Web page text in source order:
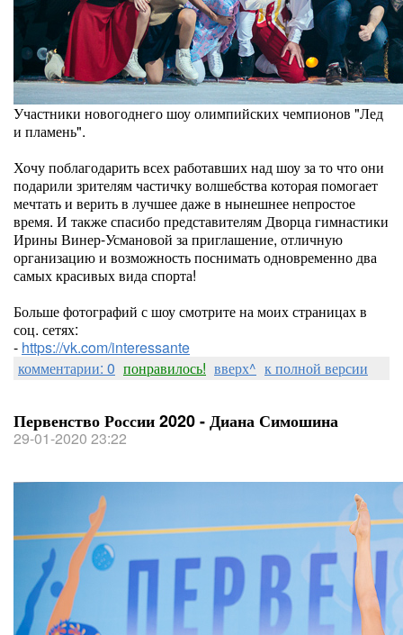
Участники новогоднего шоу олимпийских чемпионов "Лед
и пламень".
Хочу поблагодарить всех работавших над шоу за то что они
подарили зрителям частичку волшебства которая помогает
мечтать и верить в лучшее даже в нынешнее непростое
время. И также спасибо представителям Дворца гимнастики
Ирины Винер-Усмановой за приглашение, отличную
организацию и возможность поснимать одновременно два
самых красивых вида спорта!
Больше фотографий с шоу смотрите на моих страницах в
соц. сетях:
- https://vk.com/interessante
комментарии: 0 понравилось! вверх^ к полной версии
Первенство России 2020 - Диана Симошина
29-01-2020 23:22